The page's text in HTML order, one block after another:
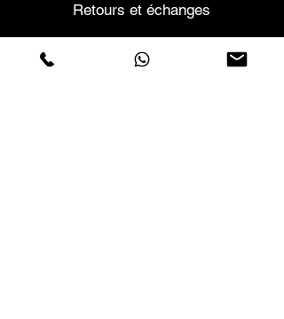
Retours et échanges
Aide